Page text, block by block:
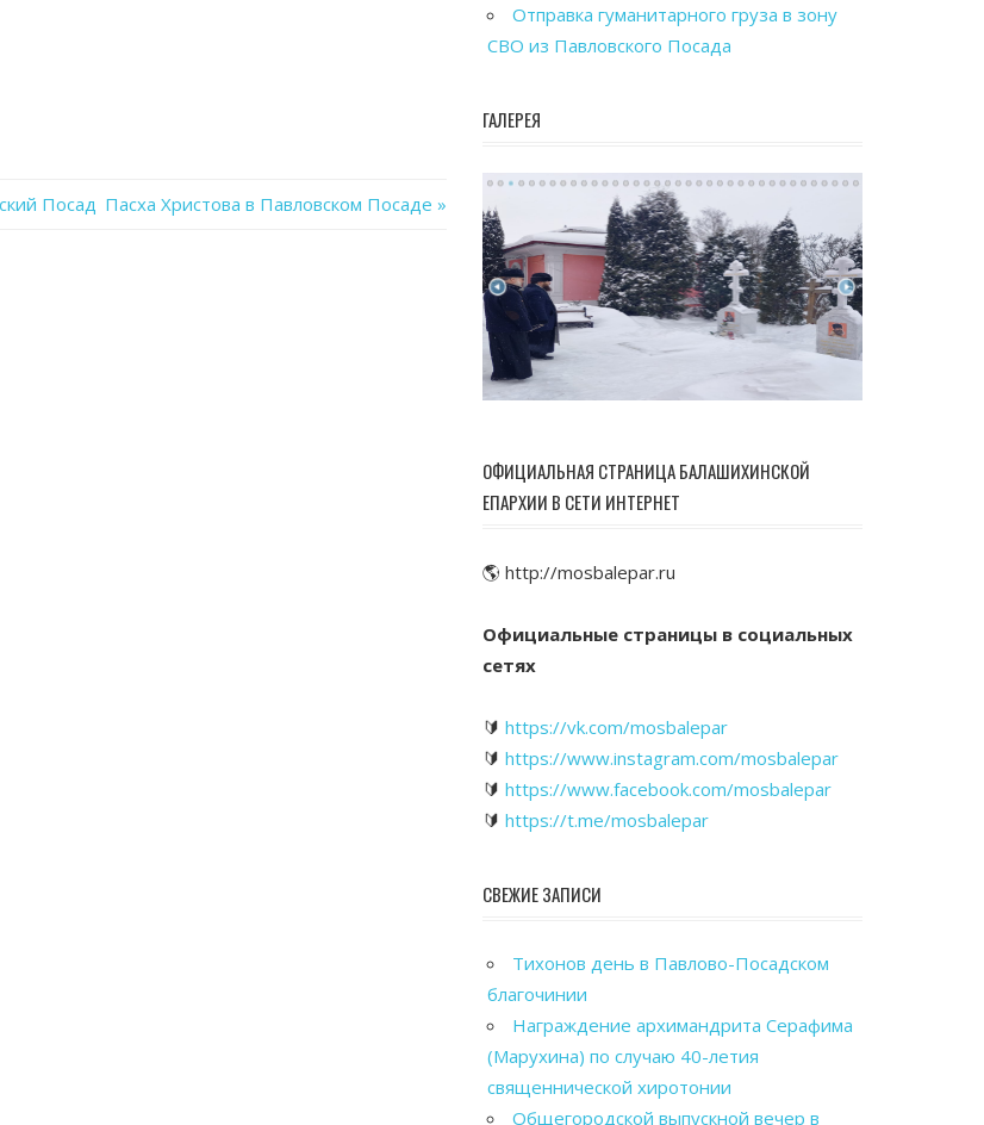
Посад Next
Пасха Христова в Павловском Посаде
Отправка гуманитарного груза в зону
СВО из Павловского Посада
ГАЛЕРЕЯ
ОФИЦИАЛЬНАЯ СТРАНИЦА БАЛАШИХИНСКОЙ
ЕПАРХИИ В СЕТИ ИНТЕРНЕТ
🌎 http://mosbalepar.ru
Официальные страницы в социальных
сетях
🔰 https://vk.com/mosbalepar
🔰 https://www.instagram.com/mosbalepar
🔰 https://www.facebook.com/mosbalepar
🔰 https://t.me/mosbalepar
СВЕЖИЕ ЗАПИСИ
Тихонов день в Павлово-Посадском
благочинии
Награждение архимандрита Серафима
(Марухина) по случаю 40-летия
священнической хиротонии
Общегородской выпускной вечер в